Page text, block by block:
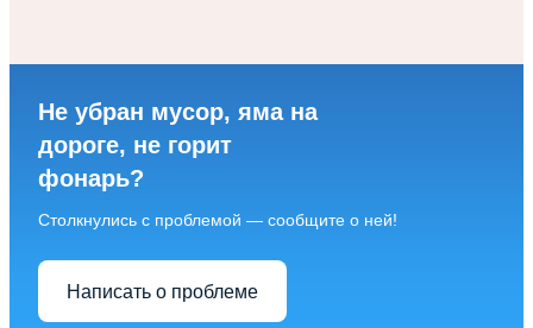
Не убран мусор, яма на
дороге, не горит
фонарь?
Столкнулись с проблемой — сообщите о ней!
Написать о проблеме